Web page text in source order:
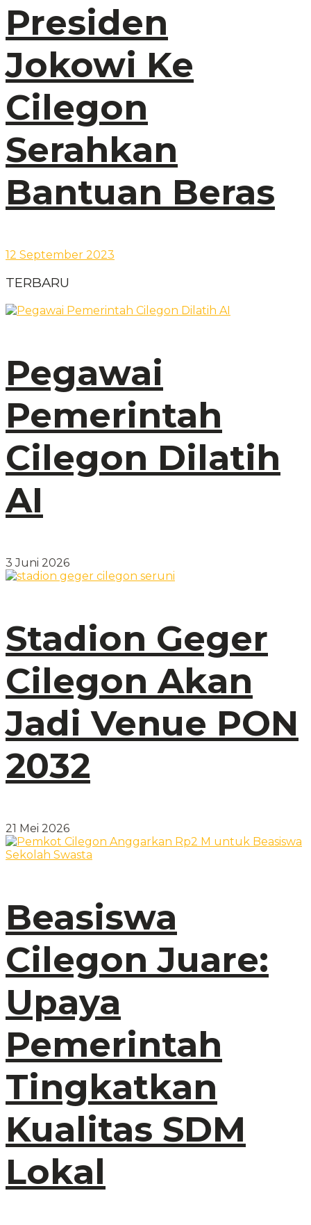
Presiden
Jokowi Ke
Cilegon
Serahkan
Bantuan Beras
12 September 2023
TERBARU
Pegawai
Pemerintah
Cilegon Dilatih
AI
3 Juni 2026
Stadion Geger
Cilegon Akan
Jadi Venue PON
2032
21 Mei 2026
Beasiswa
Cilegon Juare:
Upaya
Pemerintah
Tingkatkan
Kualitas SDM
Lokal